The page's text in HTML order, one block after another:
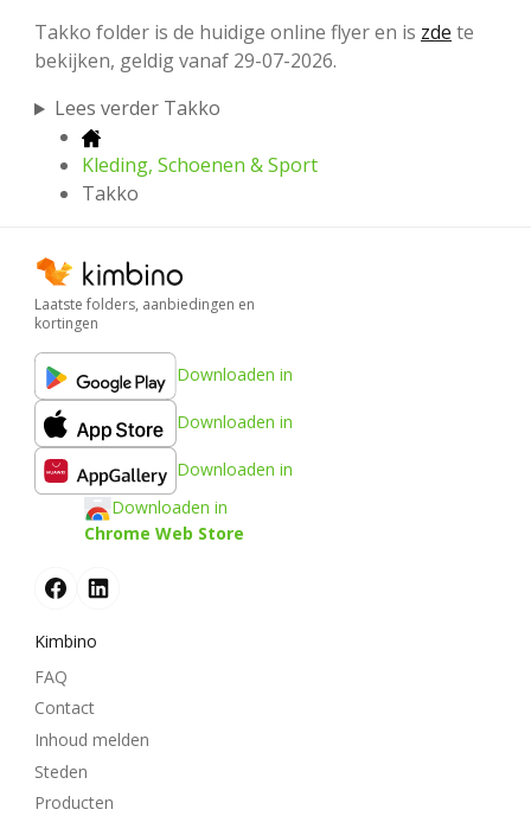
Takko folder is de huidige online flyer en is zde te
bekijken, geldig vanaf 29-07-2026.
Lees verder Takko
Kleding, Schoenen & Sport
Takko
Laatste folders, aanbiedingen en
kortingen
Downloaden in
Downloaden in
Downloaden in
Downloaden in
Chrome Web Store
Kimbino
FAQ
Contact
Inhoud melden
Steden
Producten